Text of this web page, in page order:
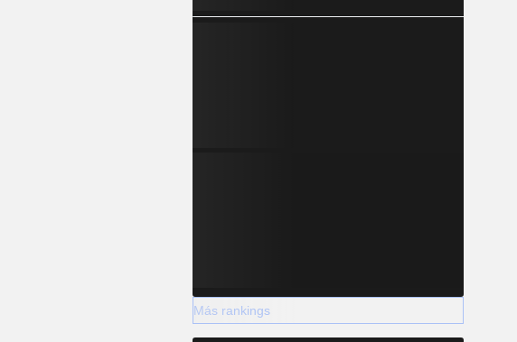
Más rankings